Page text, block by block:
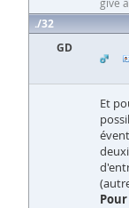
32
GD
Et